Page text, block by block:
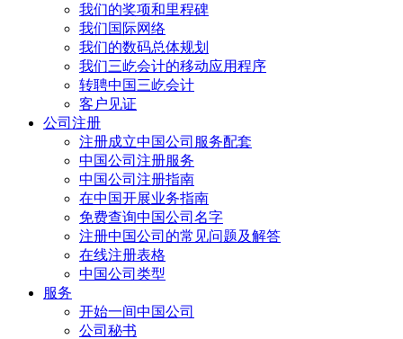
我们的奖项和里程碑
我们国际网络
我们的数码总体规划
我们三屹会计的移动应用程序
转聘中国三屹会计
客户见证
公司注册
注册成立中国公司服务配套
中国公司注册服务
中国公司注册指南
在中国开展业务指南
免费查询中国公司名字
注册中国公司的常见问题及解答
在线注册表格
中国公司类型
服务
开始一间中国公司
公司秘书